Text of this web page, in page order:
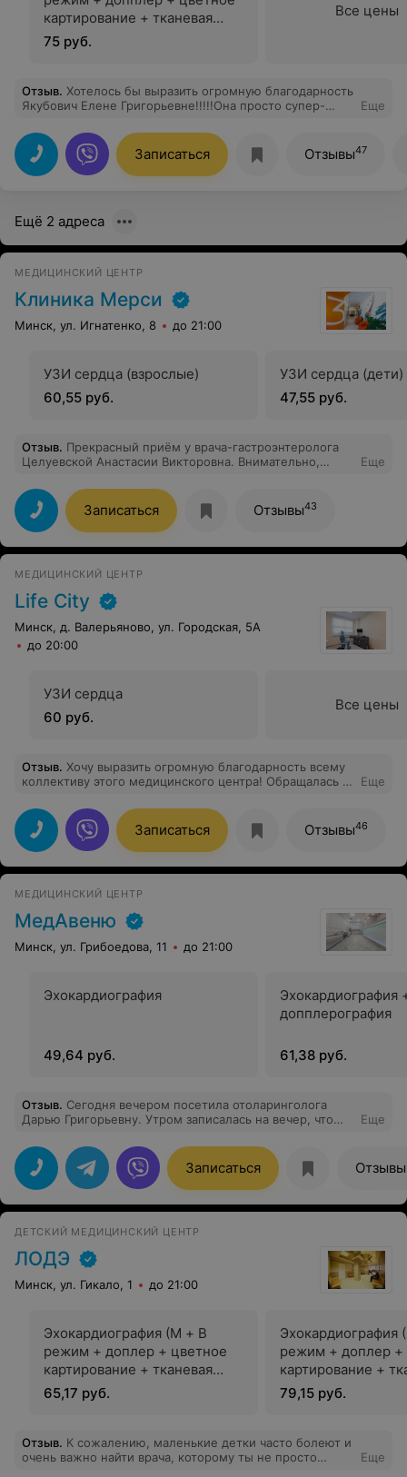
картирование + тканевая
допплерография)
75 руб.
Все цены
Отзыв. Хотелось бы выразить огромную благодарность
Якубович Елене Григорьевне!!!!!Она просто супер-
готовимся стать ими ещё раз!!!Именно она
оперировала мою маму, и тем самым практически
спасла ей жизнь. Никогда не перестану благодарить
этого человека, за появление в нашей жизни. За всё
отзывы и удивляюсь...... Никогда не сталкивалась с
медицинского центра. Одним словом, рекомендую
Всем, Елену Григорьвну!!!!
Еще
Записаться Отзывы47
Ещё 2 адреса
МЕДИЦИНСКИЙ ЦЕНТР
Клиника Мерси
Минск, ул. Игнатенко, 8 до 21:00
УЗИ сердца (взрослые)
60,55 руб.
УЗИ сердца (дети)
47,55 руб.
Отзыв. Прекрасный приём у врача-гастроэнтеролога
Целуевской Анастасии Викторовна. Внимательно,
учились. Назначила верное лечение. Поэтому теперь
только к ней! Рекомендую, не пожалеете!
Еще
Записаться Отзывы43
МЕДИЦИНСКИЙ ЦЕНТР
Life City
Минск, д. Валерьяново, ул. Городская, 5А
до 20:00
УЗИ сердца
60 руб.
Все цены
Отзыв. Хочу выразить огромную благодарность всему
коллективу этого медицинского центра! Обращалась к
неврологу, стоматологу – и каждый раз оставалась под
приятным впечатлением
Еще
Записаться Отзывы46
МЕДИЦИНСКИЙ ЦЕНТР
МедАвеню
Минск, ул. Грибоедова, 11 до 21:00
Эхокардиография
49,64 руб.
Эхокардиография
допплерография
61,38 руб.
Отзыв. Сегодня вечером посетила отоларинголога
Дарью Григорьевну. Утром записалась на вечер, что
даже согласилась на дополнительную манипуляцию,
хотя изначально не планировала. Получила понятную
консультацию, рекомендации и назначения. Цена
вполне посильная. Благодарю.
Еще
Записаться Отзывы
ДЕТСКИЙ МЕДИЦИНСКИЙ ЦЕНТР
ЛОДЭ
Минск, ул. Гикало, 1 до 21:00
Эхокардиография (М + В
режим + доплер + цветное
картирование + тканевая
доплерография). Дуплексное
сканирование сосудов с
доплером
65,17 руб.
Эхокардиография
режим + доплер +
картирование +
доплерография).
сканирование
аорты) с цветным
энергетическим
79,15 руб.
Отзыв. К сожалению, маленькие детки часто болеют и
очень важно найти врача, которому ты не просто
Еще